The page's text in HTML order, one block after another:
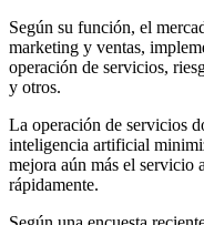
Según su función, el
marketing y ventas,
operación de servicios,
y otros.
La operación de servicios
inteligencia artificial
mejora aún más el servicio
rápidamente.